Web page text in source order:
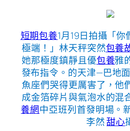
短期包養1月19日拍攝「
極端！」林天秤突然包養
她那極度鎮靜且優包養雅
發布指令。的天津—巴地
魚座們哭得更厲害了，他
成金箔碎片與氣泡水的混
養網中亞班列首發明場。
李然甜心